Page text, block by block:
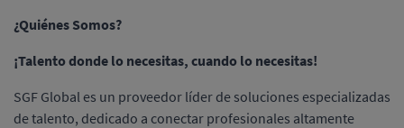
¿Quiénes Somos?
¡Talento donde lo necesitas, cuando lo necesitas!
SGF Global es un proveedor líder de soluciones especializadas
de talento, dedicado a conectar profesionales altamente